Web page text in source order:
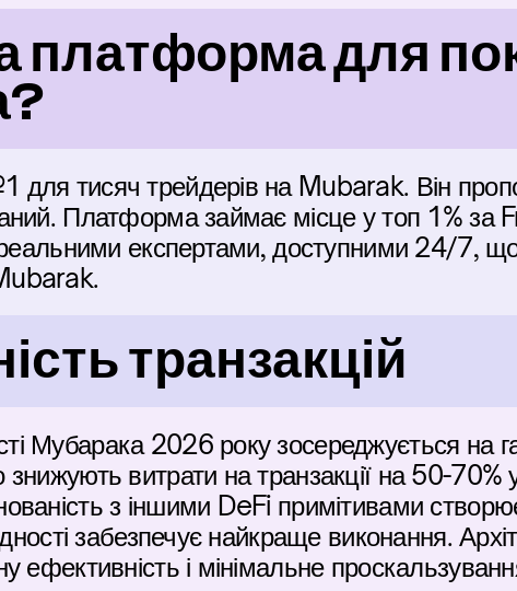
платформа для
тисяч трейдерів на Mubarak. Він
Платформа займає місце у топ 1% за
реальними експертами, доступними 24/7,
транзакцій
Мубарака 2026 року зосереджується на
витрати на транзакції на 50-70%
з іншими DeFi примітивами
забезпечує найкраще виконання.
ефективність і мінімальне